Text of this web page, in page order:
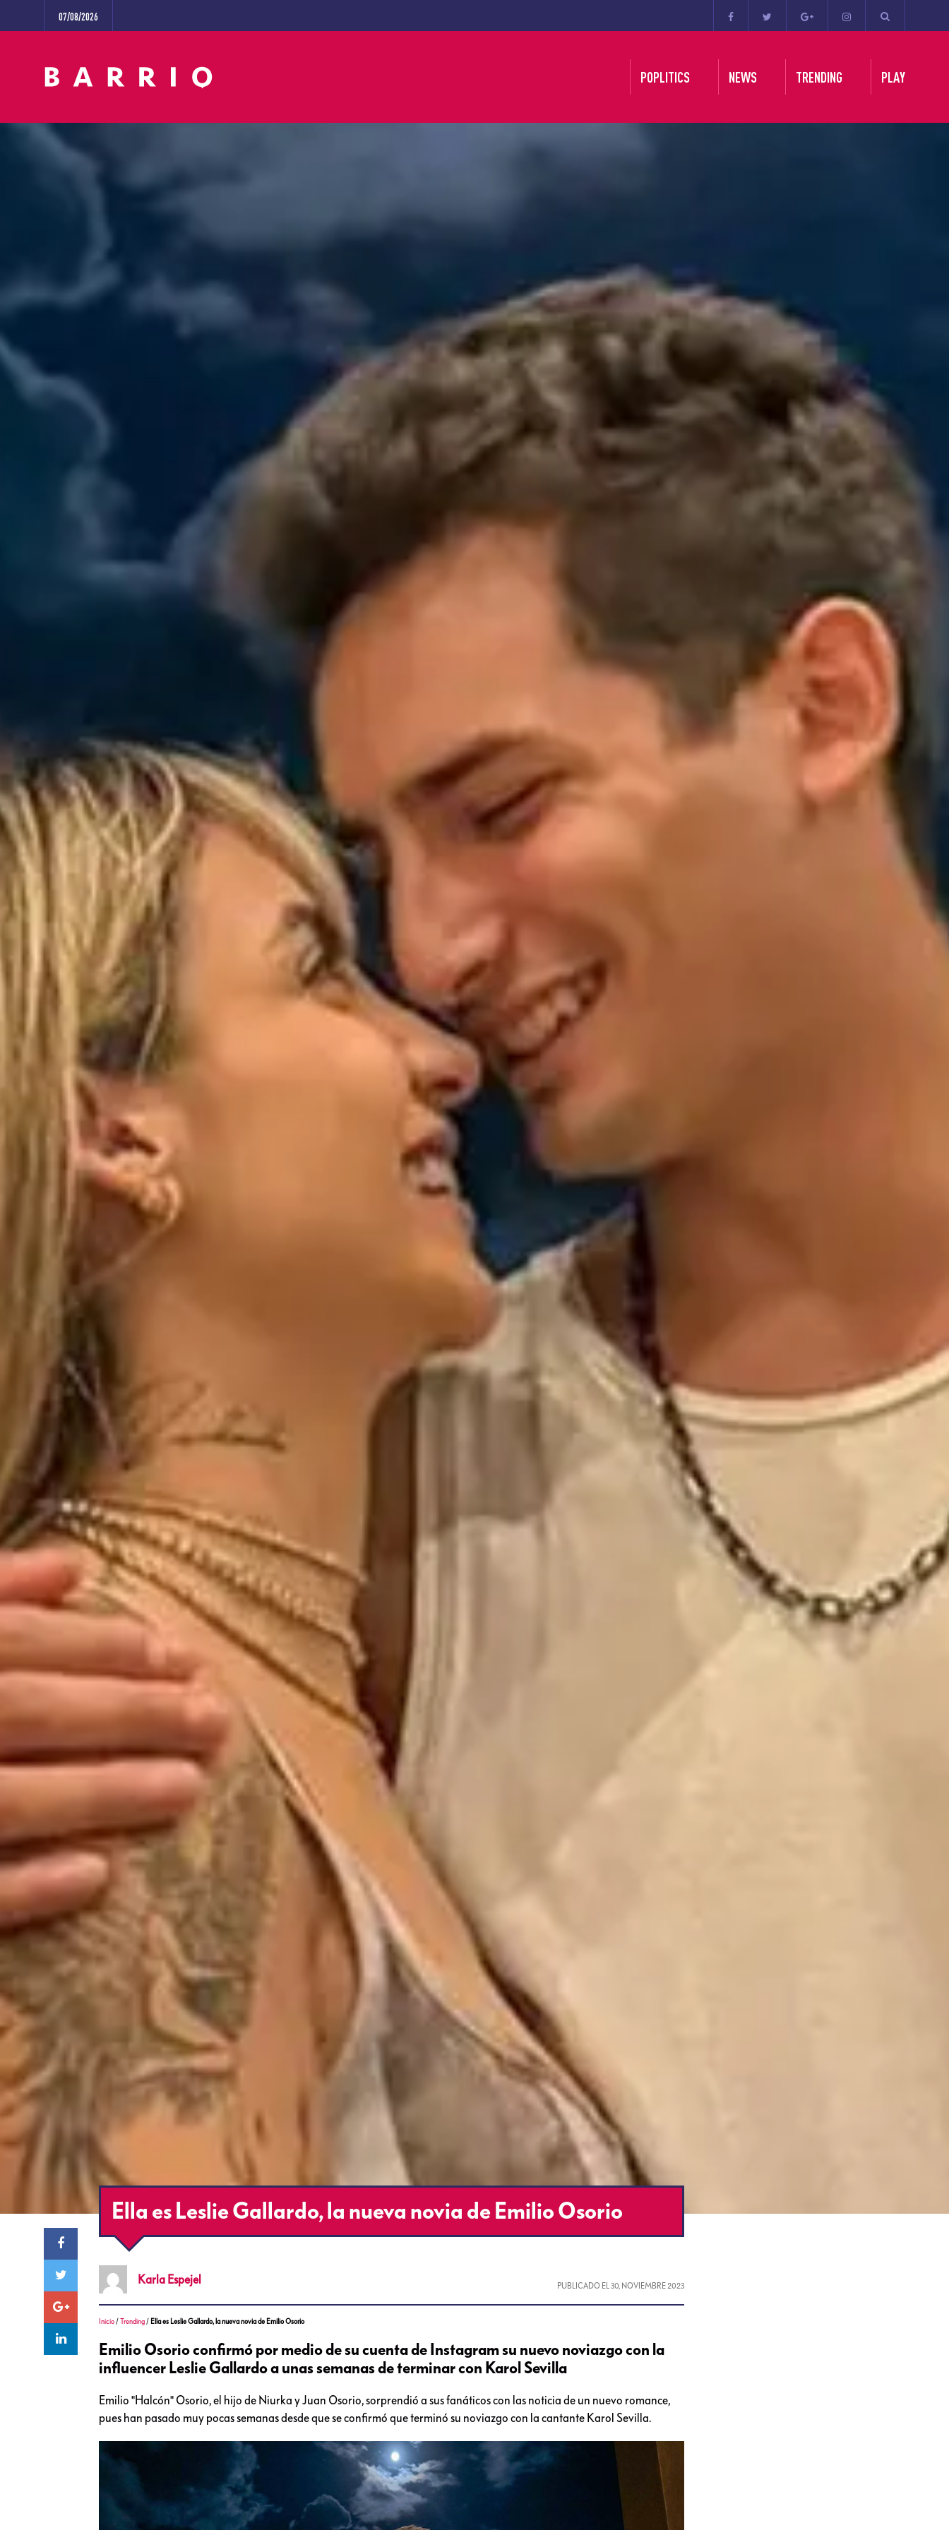
07/08/2026
POPLITICS NEWS TRENDING PLAY
Ella es Leslie Gallardo, la nueva novia de Emilio Osorio
Karla Espejel PUBLICADO EL 30, NOVIEMBRE 2023
Inicio /Trending / Ella es Leslie Gallardo, la nueva novia de Emilio Osorio
Emilio Osorio confirmó por medio de su cuenta de Instagram su nuevo noviazgo con la
influencer Leslie Gallardo a unas semanas de terminar con Karol Sevilla
Emilio "Halcón" Osorio, el hijo de Niurka y Juan Osorio, sorprendió a sus fanáticos con las noticia de un nuevo romance,
pues han pasado muy pocas semanas desde que se confirmó que terminó su noviazgo con la cantante Karol Sevilla.